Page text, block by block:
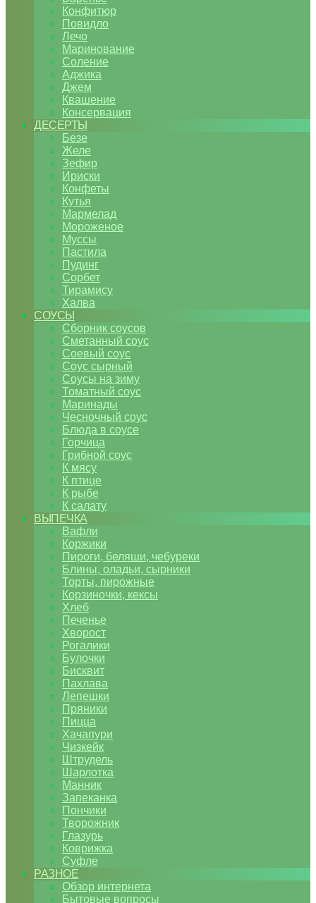
Конфитюр
Повидло
Лечо
Маринование
Соление
Аджика
Джем
Квашение
Консервация
ДЕСЕРТЫ
Безе
Желе
Зефир
Ириски
Конфеты
Кутья
Мармелад
Мороженое
Муссы
Пастила
Пудинг
Сорбет
Тирамису
Халва
СОУСЫ
Сборник соусов
Сметанный соус
Соевый соус
Соус сырный
Соусы на зиму
Томатный соус
Маринады
Чесночный соус
Блюда в соусе
Горчица
Грибной соус
К мясу
К птице
К рыбе
К салату
ВЫПЕЧКА
Вафли
Коржики
Пироги, беляши, чебуреки
Блины, оладьи, сырники
Торты, пирожные
Корзиночки, кексы
Хлеб
Печенье
Хворост
Рогалики
Булочки
Бисквит
Пахлава
Лепешки
Пряники
Пицца
Хачапури
Чизкейк
Штрудель
Шарлотка
Манник
Запеканка
Пончики
Творожник
Глазурь
Коврижка
Суфле
РАЗНОЕ
Обзор интернета
Бытовые вопросы